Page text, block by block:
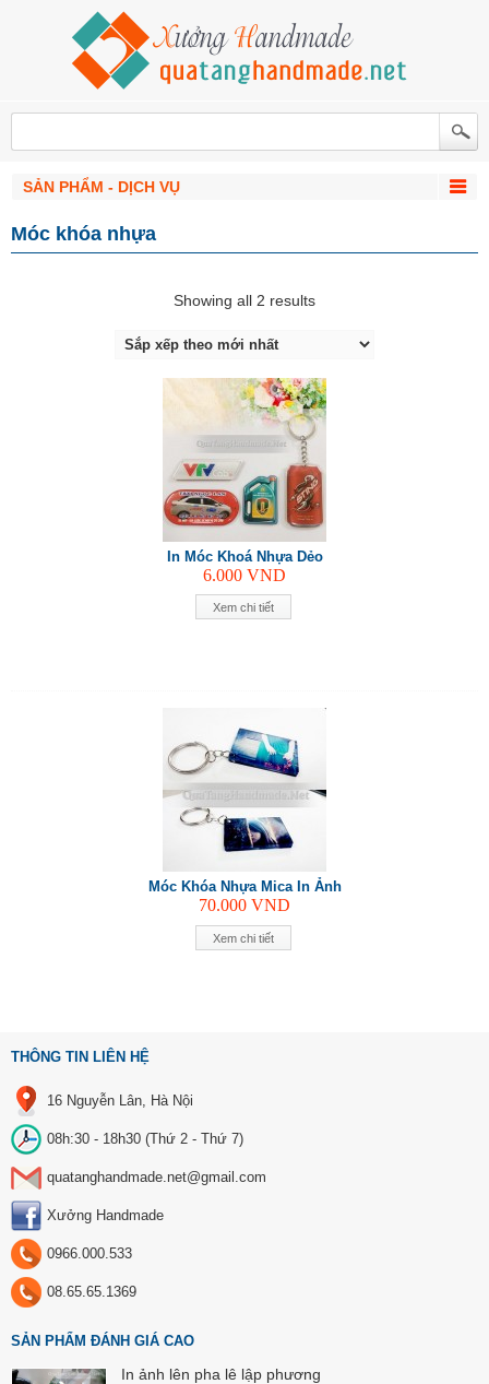
SẢN PHẨM - DỊCH VỤ
Móc khóa nhựa
Showing all 2 results
Xem chi tiết
In Móc Khoá Nhựa Dẻo
6.000 VND
Xem chi tiết
Móc Khóa Nhựa Mica In Ảnh
70.000 VND
THÔNG TIN LIÊN HỆ
16 Nguyễn Lân, Hà Nội
08h:30 - 18h30 (Thứ 2 - Thứ 7)
quatanghandmade.net@gmail.com
Xưởng Handmade
0966.000.533
08.65.65.1369
SẢN PHẨM ĐÁNH GIÁ CAO
In ảnh lên pha lê lập phương